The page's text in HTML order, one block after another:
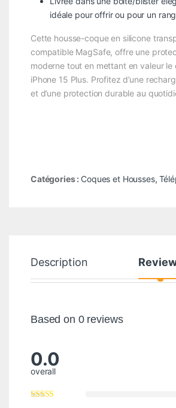
idéale pour offrir ou pour un
Cette housse-coque en silicone
compatible MagSafe, offre une
moderne tout en mettant en valeur
iPhone 15 Plus. Profitez d’une
et d’une protection durable au
Catégories : Coques et Housses,
Description
Based on 0 reviews
0.0
overall